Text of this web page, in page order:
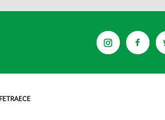
FETRAECE